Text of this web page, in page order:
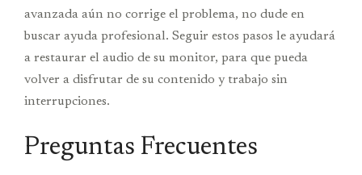
avanzada aún no corrige el problema, no dude en
buscar ayuda profesional. Seguir estos pasos le ayudará
a restaurar el audio de su monitor, para que pueda
volver a disfrutar de su contenido y trabajo sin
interrupciones.
Preguntas Frecuentes